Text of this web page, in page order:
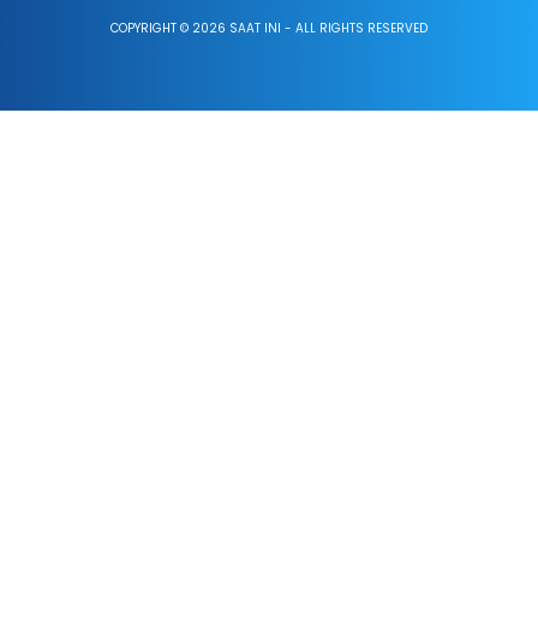
COPYRIGHT © 2026 SAAT INI - ALL RIGHTS RESERVED